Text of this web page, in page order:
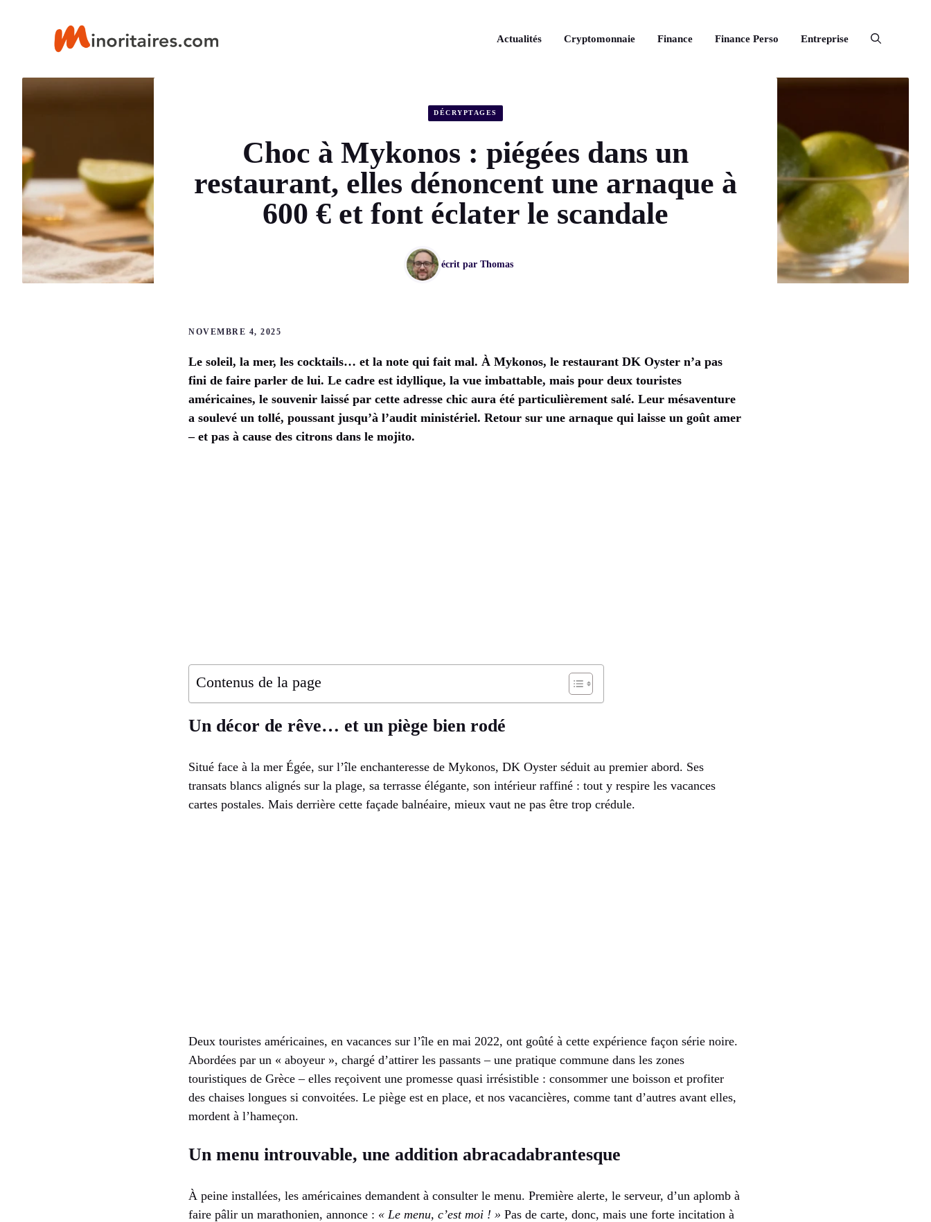
Actualités Cryptomonnaie Finance Finance Perso Entreprise
DÉCRYPTAGES
Choc à Mykonos : piégées dans un
restaurant, elles dénoncent une arnaque à
600 € et font éclater le scandale
écrit par Thomas
NOVEMBRE 4, 2025
Le soleil, la mer, les cocktails… et la note qui fait mal. À Mykonos, le restaurant DK Oyster n’a pas
fini de faire parler de lui. Le cadre est idyllique, la vue imbattable, mais pour deux touristes
américaines, le souvenir laissé par cette adresse chic aura été particulièrement salé. Leur mésaventure
a soulevé un tollé, poussant jusqu’à l’audit ministériel. Retour sur une arnaque qui laisse un goût amer
– et pas à cause des citrons dans le mojito.
Contenus de la page
Un décor de rêve… et un piège bien rodé
Situé face à la mer Égée, sur l’île enchanteresse de Mykonos, DK Oyster séduit au premier abord. Ses
transats blancs alignés sur la plage, sa terrasse élégante, son intérieur raffiné : tout y respire les vacances
cartes postales. Mais derrière cette façade balnéaire, mieux vaut ne pas être trop crédule.
Deux touristes américaines, en vacances sur l’île en mai 2022, ont goûté à cette expérience façon série noire.
Abordées par un « aboyeur », chargé d’attirer les passants – une pratique commune dans les zones
touristiques de Grèce – elles reçoivent une promesse quasi irrésistible : consommer une boisson et profiter
des chaises longues si convoitées. Le piège est en place, et nos vacancières, comme tant d’autres avant elles,
mordent à l’hameçon.
Un menu introuvable, une addition abracadabrantesque
À peine installées, les américaines demandent à consulter le menu. Première alerte, le serveur, d’un aplomb à
faire pâlir un marathonien, annonce : « Le menu, c’est moi ! » Pas de carte, donc, mais une forte incitation à